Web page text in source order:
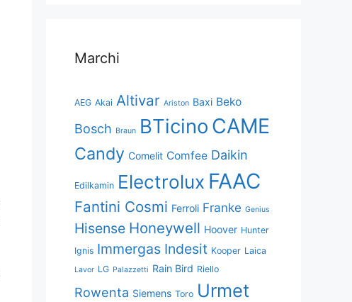
Marchi
AEG Akai Altivar Ariston Baxi Beko
Bosch Braun BTicino CAME
Candy Comelit Comfee Daikin
Edilkamin Electrolux FAAC
Fantini Cosmi Ferroli Franke Genius
Hisense Honeywell Hoover Hunter
Ignis Immergas Indesit Kooper Laica
Lavor LG Palazzetti Rain Bird Riello
Rowenta Siemens Toro Urmet